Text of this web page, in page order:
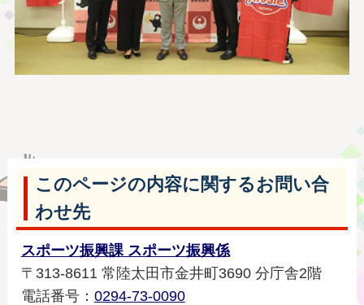
このページの内容に関するお問い合
わせ先
スポーツ振興課 スポーツ振興係
〒313-8611 常陸太田市金井町3690 分庁舎2階
電話番号： 0294-73-0090